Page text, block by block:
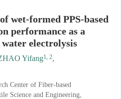
wet-formed PPS-based
performance as a
electrolysis
Yifang1, 2,
Center of Fiber-based
Science and Engineering,